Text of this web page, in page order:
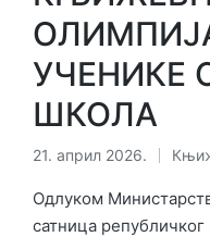
УЧЕНИКЕ
ШКОЛА
21. април 2026.
у
Одлуком
сатница